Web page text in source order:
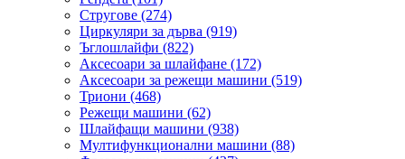
Стругове (274)
Циркуляри за дърва (919)
Ъглошлайфи (822)
Аксесоари за шлайфане (172)
Аксесоари за режещи машини (519)
Триони (468)
Режещи машини (62)
Шлайфащи машини (938)
Мултифункционални машини (88)